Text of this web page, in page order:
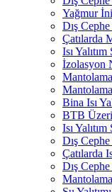
Yağmur
Dış
Çatılarda
Isı Yalıtım
İzolasyon
Bina Isı
BTB
Isı
Dış Cephe
Çatılarda
Dış